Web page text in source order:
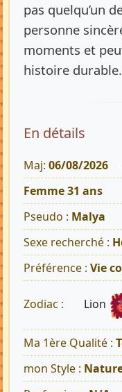
pas quelqu’un
personne
moments et
histoire
En détails
Maj: 06/08/2026
Femme 31 ans
Pseudo : Malya
Sexe recherché :
Préférence : Vie
Zodiac : Lion
Ma 1ère Qualité :
mon Style :